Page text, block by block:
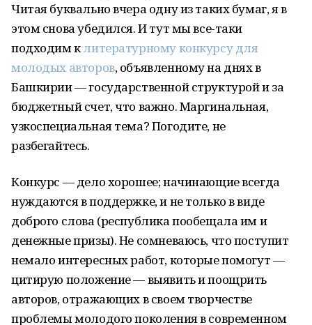
Читая буквально вчера одну из таких бумаг, я в
этом снова убедился. И тут мы все-таки
подходим клитературному конкурсу для
молодых авторов, объявленному на днях в
Башкирии — государственной структурой и за
бюджетный счет, что важно. Маргинальная,
узкоспециальная тема? Погодите, не
разбегайтесь.
Конкурс — дело хорошее; начинающие всегда
нуждаются в поддержке, и не только в виде
доброго слова (республика пообещала им и
денежные призы). Не сомневаюсь, что поступит
немало интересных работ, которые помогут —
цитирую положение — выявить и поощрить
авторов, отражающих в своем творчестве
проблемы молодого поколения в современном